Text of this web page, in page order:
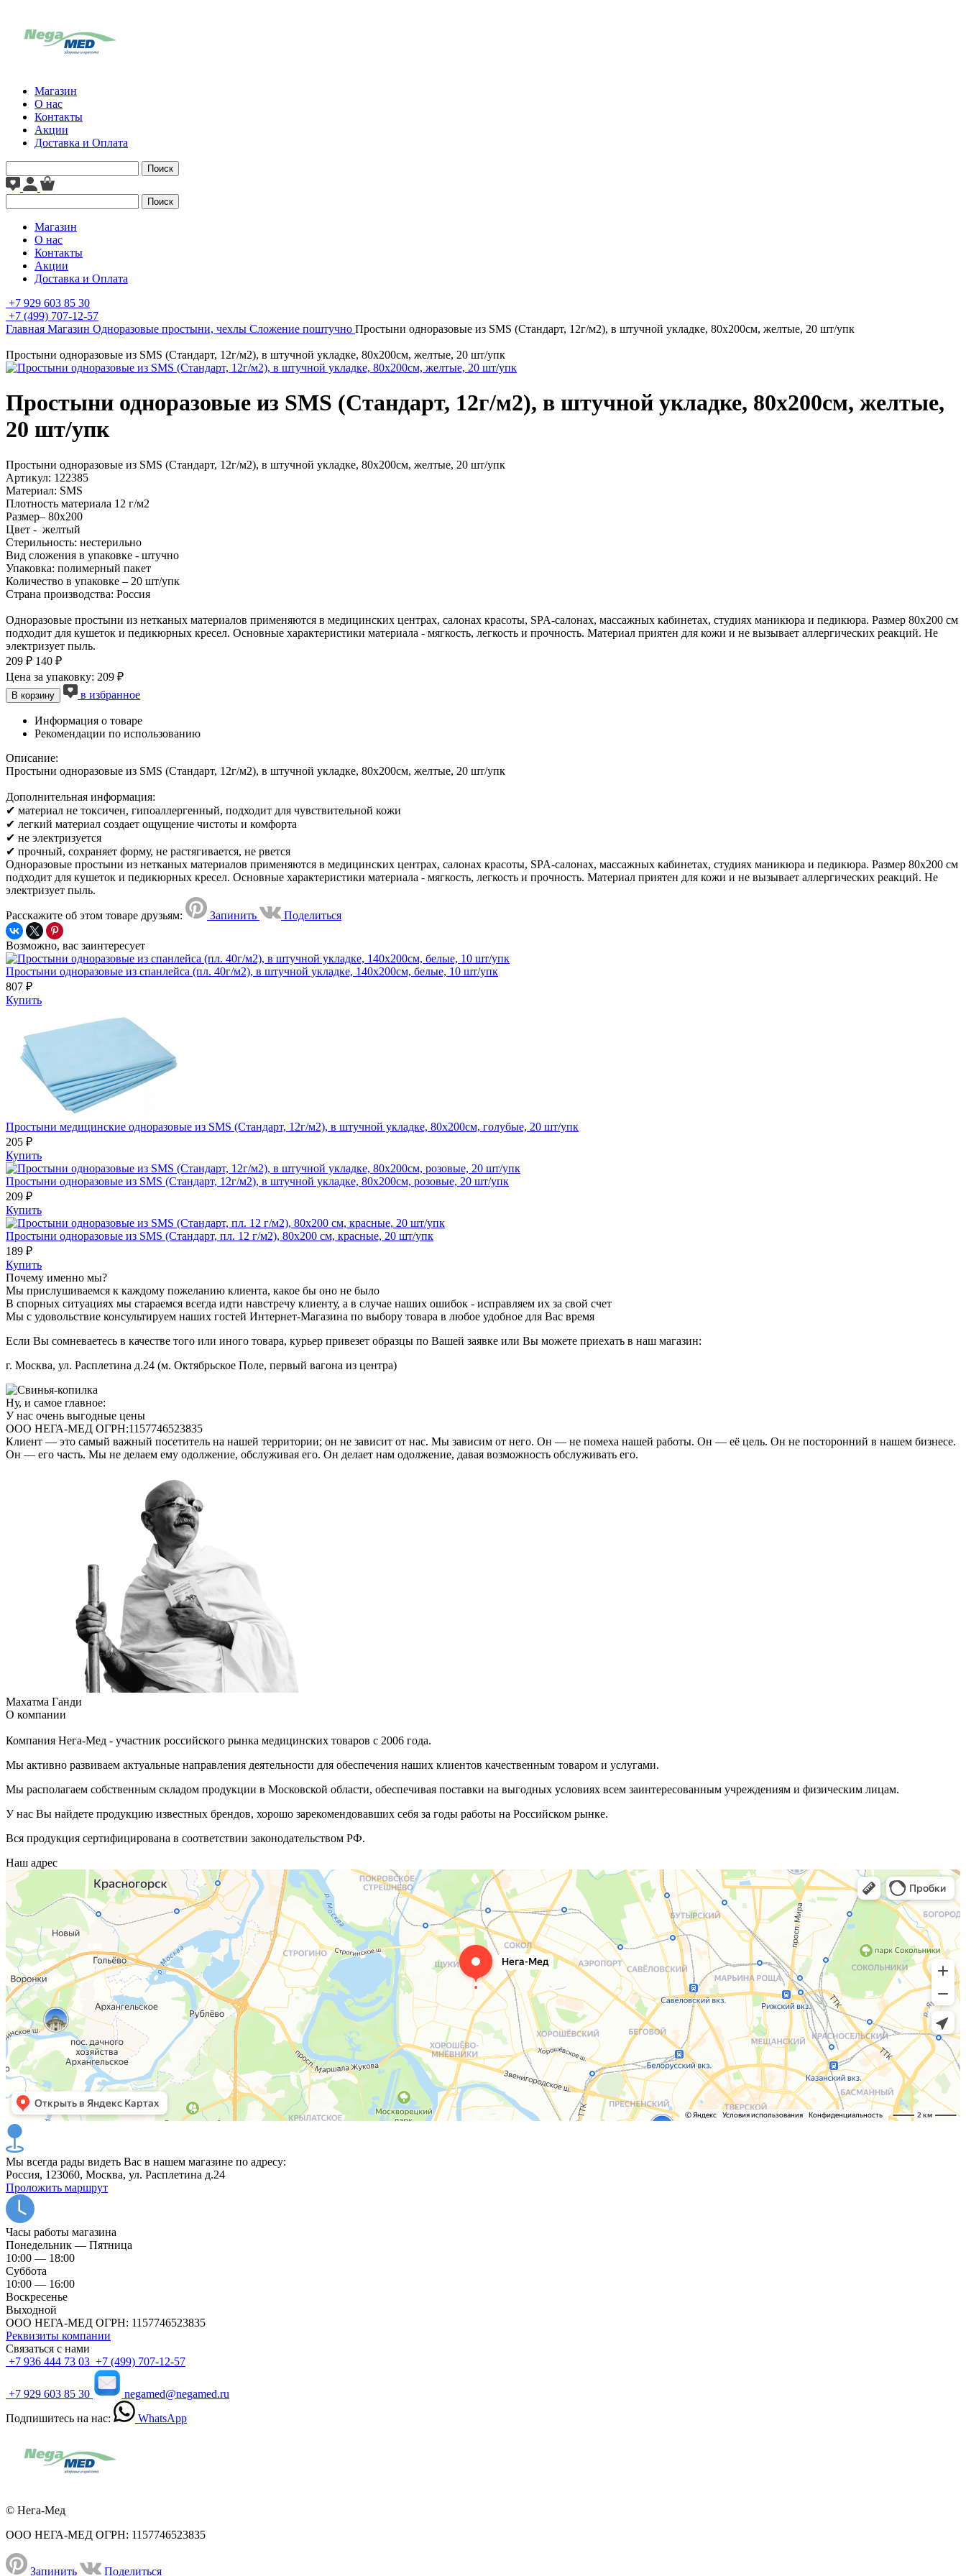
Магазин
О нас
Контакты
Акции
Доставка и Оплата
Поиск
Поиск
Магазин
О нас
Контакты
Акции
Доставка и Оплата
+7 929 603 85 30
+7 (499) 707-12-57
Главная Магазин Одноразовые простыни, чехлы Сложение поштучно Простыни одноразовые из SMS (Стандарт, 12г/м2), в штучной укладке, 80х200см, желтые, 20 шт/упк
Простыни одноразовые из SMS (Стандарт, 12г/м2), в штучной укладке, 80х200см, желтые, 20 шт/упк
Простыни одноразовые из SMS (Стандарт, 12г/м2), в штучной укладке, 80х200см, желтые,
20 шт/упк
Простыни одноразовые из SMS (Стандарт, 12г/м2), в штучной укладке, 80х200см, желтые, 20 шт/упк
Артикул: 122385
Материал: SMS
Плотность материала 12 г/м2
Размер– 80х200
Цвет - желтый
Стерильность: нестерильно
Вид сложения в упаковке - штучно
Упаковка: полимерный пакет
Количество в упаковке – 20 шт/упк
Страна производства: Россия
Одноразовые простыни из нетканых материалов применяются в медицинских центрах, салонах красоты, SPA-салонах, массажных кабинетах, студиях маникюра и педикюра. Размер 80х200 см
подходит для кушеток и педикюрных кресел. Основные характеристики материала - мягкость, легкость и прочность. Материал приятен для кожи и не вызывает аллергических реакций. Не
электризует пыль.
209 ₽ 140 ₽
Цена за упаковку: 209 ₽
В корзину в избранное
Информация о товаре
Рекомендации по использованию
Описание:
Простыни одноразовые из SMS (Стандарт, 12г/м2), в штучной укладке, 80х200см, желтые, 20 шт/упк
Дополнительная информация:
✔ материал не токсичен, гипоаллергенный, подходит для чувствительной кожи
✔ легкий материал создает ощущение чистоты и комфорта
✔ не электризуется
✔ прочный, сохраняет форму, не растягивается, не рвется
Одноразовые простыни из нетканых материалов применяются в медицинских центрах, салонах красоты, SPA-салонах, массажных кабинетах, студиях маникюра и педикюра. Размер 80х200 см
подходит для кушеток и педикюрных кресел. Основные характеристики материала - мягкость, легкость и прочность. Материал приятен для кожи и не вызывает аллергических реакций. Не
электризует пыль.
Расскажите об этом товаре друзьям: Запинить Поделиться
Возможно, вас заинтересует
Простыни одноразовые из спанлейса (пл. 40г/м2), в штучной укладке, 140х200см, белые, 10 шт/упк
807 ₽
Купить
Простыни медицинские одноразовые из SMS (Стандарт, 12г/м2), в штучной укладке, 80х200см, голубые, 20 шт/упк
205 ₽
Купить
Простыни одноразовые из SMS (Стандарт, 12г/м2), в штучной укладке, 80х200см, розовые, 20 шт/упк
209 ₽
Купить
Простыни одноразовые из SMS (Стандарт, пл. 12 г/м2), 80х200 см, красные, 20 шт/упк
189 ₽
Купить
Почему именно мы?
Мы прислушиваемся к каждому пожеланию клиента, какое бы оно не было
В спорных ситуациях мы стараемся всегда идти навстречу клиенту, а в случае наших ошибок - исправляем их за свой счет
Мы с удовольствие консультируем наших гостей Интернет-Магазина по выбору товара в любое удобное для Вас время
Если Вы сомневаетесь в качестве того или иного товара, курьер привезет образцы по Вашей заявке или Вы можете приехать в наш магазин:
г. Москва, ул. Расплетина д.24 (м. Октябрьское Поле, первый вагона из центра)
Ну, и самое главное:
У нас очень выгодные цены
ООО НЕГА-МЕД ОГРН:1157746523835
Клиент — это самый важный посетитель на нашей территории; он не зависит от нас. Мы зависим от него. Он — не помеха нашей работы. Он — её цель. Он не посторонний в нашем бизнесе.
Он — его часть. Мы не делаем ему одолжение, обслуживая его. Он делает нам одолжение, давая возможность обслуживать его.
Махатма Ганди
О компании
Компания Нега-Мед - участник российского рынка медицинских товаров с 2006 года.
Мы активно развиваем актуальные направления деятельности для обеспечения наших клиентов качественным товаром и услугами.
Мы располагаем собственным складом продукции в Московской области, обеспечивая поставки на выгодных условиях всем заинтересованным учреждениям и физическим лицам.
У нас Вы найдете продукцию известных брендов, хорошо зарекомендовавших себя за годы работы на Российском рынке.
Вся продукция сертифицирована в соответствии законодательством РФ.
Наш адрес
Мы всегда рады видеть Вас в нашем магазине по адресу:
Россия, 123060, Москва, ул. Расплетина д.24
Проложить маршрут
Часы работы магазина
Понедельник — Пятница
10:00 — 18:00
Суббота
10:00 — 16:00
Воскресенье
Выходной
ООО НЕГА-МЕД ОГРН: 1157746523835
Реквизиты компании
Связаться с нами
+7 936 444 73 03 +7 (499) 707-12-57
+7 929 603 85 30
negamed@negamed.ru
Подпишитесь на нас:
WhatsApp
© Нега-Мед
ООО НЕГА-МЕД ОГРН: 1157746523835
Запинить Поделиться